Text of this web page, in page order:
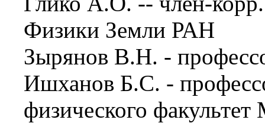
Физики Земли РАН
Зырянов В.Н. -
Ишханов Б.С. -
физического